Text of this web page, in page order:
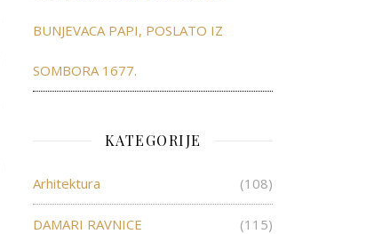
BUNJEVACA PAPI, POSLATO IZ
SOMBORA 1677.
KATEGORIJE
Arhitektura (108)
DAMARI RAVNICE (115)